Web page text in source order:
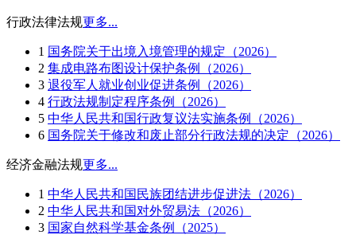
行政法律法规更多...
1 国务院关于出境入境管理的规定（2026）
2 集成电路布图设计保护条例（2026）
3 退役军人就业创业促进条例（2026）
4 行政法规制定程序条例（2026）
5 中华人民共和国行政复议法实施条例（2026）
6 国务院关于修改和废止部分行政法规的决定（2026）
经济金融法规更多...
1 中华人民共和国民族团结进步促进法（2026）
2 中华人民共和国对外贸易法（2026）
3 国家自然科学基金条例（2025）